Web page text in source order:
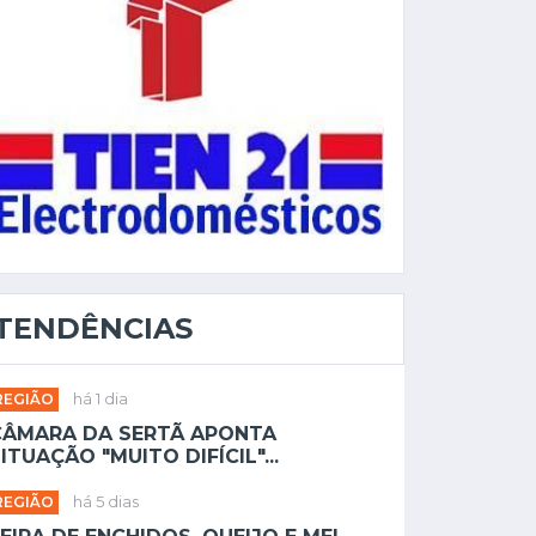
há 1 dia
DA SERTÃ APONTA
"MUITO DIFÍCIL"...
há 5 dias